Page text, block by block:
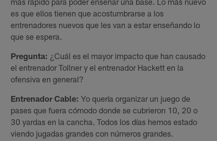
es que ellos tienen que acostumbrarse a los
entrenadores nuevos que les van a estar enseñando lo
que se espera.
Pregunta: ¿Cuál es el mayor impacto que han causado
el entrenador Tollner y el entrenador Hackett en la
ofensiva en general?
Entrenador Cable: Yo quería organizar un juego de
pases que fuera cómodo donde se cubrieron 10, 20 o
30 yardas en la cancha. Todos los días hemos estado
viendo jugadas grandes con números grandes.